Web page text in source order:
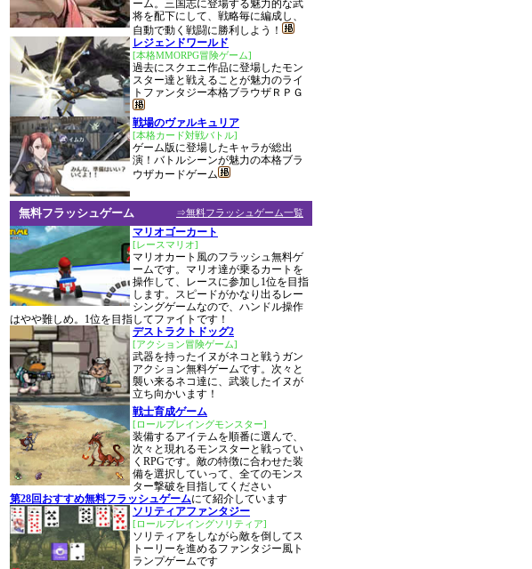
ーム。三国志に登場する魅力的な武
将を配下にして、戦略毎に編成し、
自動で動く戦闘に勝利しよう！
レジェンドワールド
[本格MMORPG冒険ゲーム]
過去にスクエニ作品に登場したモン
スター達と戦えることが魅力のライ
トファンタジー本格ブラウザＲＰＧ
戦場のヴァルキュリア
[本格カード対戦バトル]
ゲーム版に登場したキャラが総出
演！バトルシーンが魅力の本格ブラ
ウザカードゲーム
⇒無料フラッシュゲーム一覧
無料フラッシュゲーム
マリオゴーカート
[レースマリオ]
マリオカート風のフラッシュ無料ゲ
ームです。マリオ達が乗るカートを
操作して、レースに参加し1位を目指
します。スピードがかなり出るレー
シングゲームなので、ハンドル操作
はやや難しめ。1位を目指してファイトです！
デストラクトドッグ2
[アクション冒険ゲーム]
武器を持ったイヌがネコと戦うガン
アクション無料ゲームです。次々と
襲い来るネコ達に、武装したイヌが
立ち向かいます！
戦士育成ゲーム
[ロールプレイングモンスター]
装備するアイテムを順番に選んで、
次々と現れるモンスターと戦ってい
くRPGです。敵の特徴に合わせた装
備を選択していって、全てのモンス
ター撃破を目指してください
第28回おすすめ無料フラッシュゲームにて紹介しています
ソリティアファンタジー
[ロールプレイングソリティア]
ソリティアをしながら敵を倒してス
トーリーを進めるファンタジー風ト
ランプゲームです